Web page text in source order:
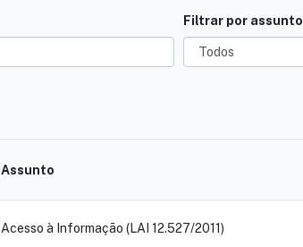
Filtrar por assunto
Assunto
Acesso à Informação (LAI 12.527/2011)